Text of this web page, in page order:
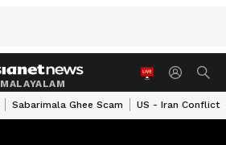
MALAYALAM
Sabarimala Ghee Scam US - Iran Conflict